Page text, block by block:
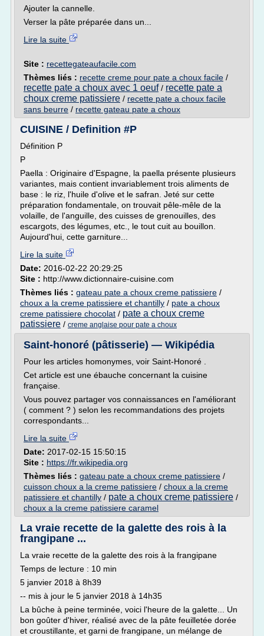
Ajouter la cannelle.
Verser la pâte préparée dans un...
Lire la suite
Site : recettegateaufacile.com
Thèmes liés : recette creme pour pate a choux facile /
recette pate a choux avec 1 oeuf/ recette pate a
choux creme patissiere / recette pate a choux facile
sans beurre / recette gateau pate a choux
CUISINE / Definition #P
Définition P
P
Paella : Originaire d'Espagne, la paella présente plusieurs
variantes, mais contient invariablement trois aliments de
base : le riz, l'huile d'olive et le safran. Jeté sur cette
préparation fondamentale, on trouvait pêle-mêle de la
volaille, de l'anguille, des cuisses de grenouilles, des
escargots, des légumes, etc., le tout cuit au bouillon.
Aujourd'hui, cette garniture...
Lire la suite
Date: 2016-02-22 20:29:25
Site : http://www.dictionnaire-cuisine.com
Thèmes liés : gateau pate a choux creme patissiere /
choux a la creme patissiere et chantilly / pate a choux
creme patissiere chocolat / pate a choux creme
patissiere / creme anglaise pour pate a choux
Saint-honoré (pâtisserie) — Wikipédia
Pour les articles homonymes, voir Saint-Honoré .
Cet article est une ébauche concernant la cuisine
française.
Vous pouvez partager vos connaissances en l'améliorant
( comment ? ) selon les recommandations des projets
correspondants...
Lire la suite
Date: 2017-02-15 15:50:15
Site : https://fr.wikipedia.org
Thèmes liés : gateau pate a choux creme patissiere /
cuisson choux a la creme patissiere / choux a la creme
patissiere et chantilly / pate a choux creme patissiere /
choux a la creme patissiere caramel
La vraie recette de la galette des rois à la
frangipane ...
La vraie recette de la galette des rois à la frangipane
Temps de lecture : 10 min
5 janvier 2018 à 8h39
-- mis à jour le 5 janvier 2018 à 14h35
La bûche à peine terminée, voici l'heure de la galette... Un
bon goûter d'hiver, réalisé avec de la pâte feuilletée dorée
et croustillante, et garni de frangipane, un mélange de